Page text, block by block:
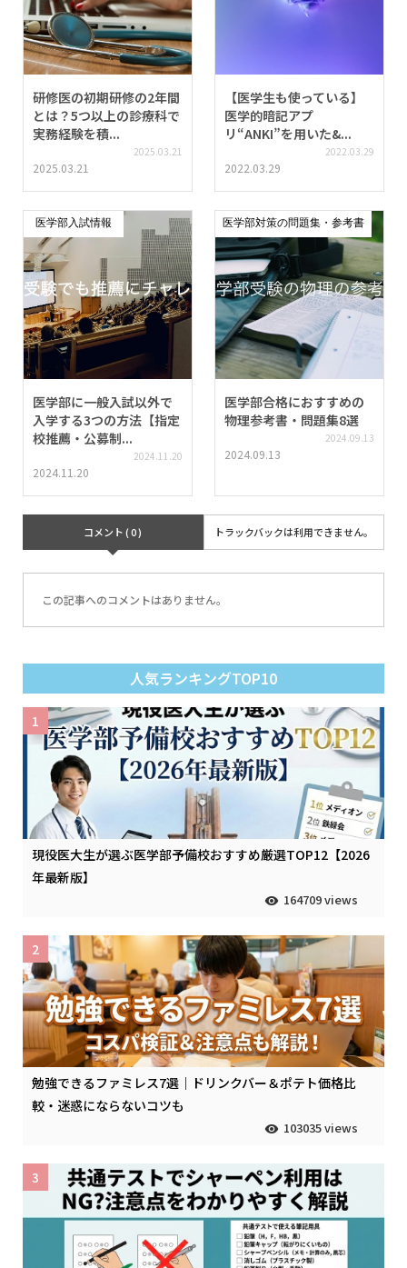
研修医の初期研修の2年間
とは？5つ以上の診療科で
実務経験を積...
2025.03.21
2025.03.21
【医学生も使っている】
医学的暗記アプ
リ“ANKI”を用いた&...
2022.03.29
2022.03.29
医学部入試情報
医学部に一般入試以外で
入学する3つの方法【指定
校推薦・公募制...
2024.11.20
2024.11.20
医学部対策の問題集・参考書
医学部合格におすすめの
物理参考書・問題集8選
2024.09.13
2024.09.13
コメント ( 0 ) トラックバックは利用できません。
この記事へのコメントはありません。
人気ランキングTOP10
現役医大生が選ぶ医学部予備校おすすめ厳選TOP12【2026
年最新版】
164709 views
1
勉強できるファミレス7選｜ドリンクバー＆ポテト価格比
較・迷惑にならないコツも
103035 views
2
3